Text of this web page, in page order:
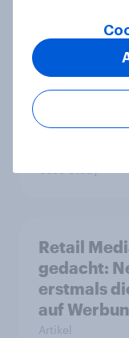
Wie
Retail
gedacht:
erstmals
auf
Artikel